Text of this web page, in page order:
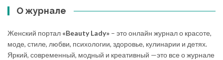
О журнале
Женский портал «Beauty Lady» – это онлайн журнал о красоте,
моде, стиле, любви, психологии, здоровье, кулинарии и детях.
Яркий, современный, модный и креативный —это все о журнале